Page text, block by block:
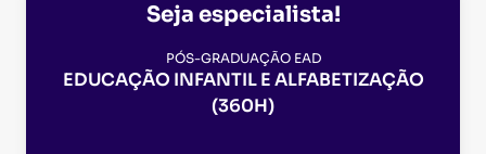
Seja especialista!
PÓS-GRADUAÇÃO EAD
EDUCAÇÃO INFANTIL E ALFABETIZAÇÃO
(360H)